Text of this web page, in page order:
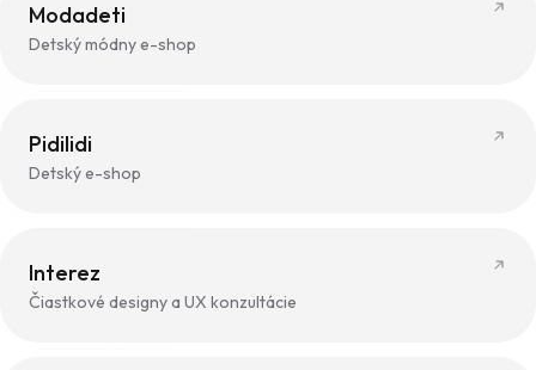
Modadeti
Detský módny e-shop
Pidilidi
Detský e-shop
Interez
Čiastkové designy a UX konzultácie